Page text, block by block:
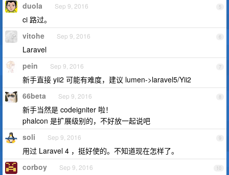
5
duola Sep 9, 2016
ci 路过。
6
vitohe Sep 9, 2016
Laravel
7
pein Sep 9, 2016
新手直接 yii2 可能有难度，建议 lumen->laravel5/Yii2
8
66beta Sep 9, 2016
新手当然是 codeigniter 啦！
phalcon 是扩展级别的，不好放一起说吧
9
soli Sep 9, 2016
用过 Laravel 4 ，挺好使的。不知道现在怎样了。
10
corboy Sep 9, 2016